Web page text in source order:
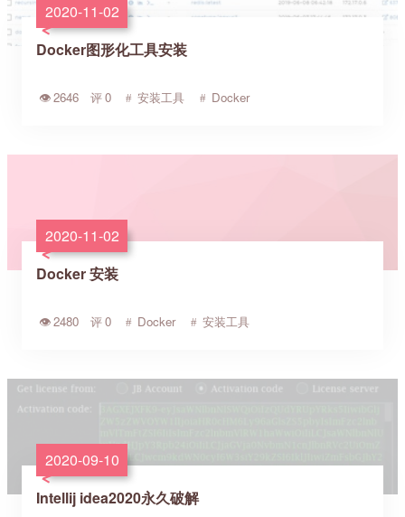
2020-11-02
Docker图形化工具安装
2646 0 安装工具 Docker
2020-11-02
Docker 安装
2480 0 Docker 安装工具
2020-09-10
Intellij idea2020永久破解